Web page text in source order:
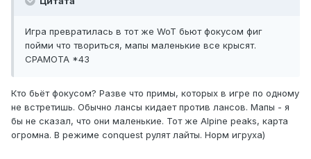
Игра превратилась в тот же WoT бьют фокусом фиг
пойми что твориться, мапы маленькие все крысят.
СРАМОТА *43
Кто бьёт фокусом? Разве что примы, которых в игре по одному
не встретишь. Обычно лансы кидает против лансов. Мапы - я
бы не сказал, что они маленькие. Тот же Alpine peaks, карта
огромна. В режиме conquest рулят лайты. Норм игруха)